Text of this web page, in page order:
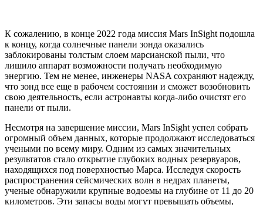
К сожалению, в конце 2022 года миссия Mars InSight подошла
к концу, когда солнечные панели зонда оказались
заблокированы толстым слоем марсианской пыли, что
лишило аппарат возможности получать необходимую
энергию. Тем не менее, инженеры NASA сохраняют надежду,
что зонд все еще в рабочем состоянии и сможет возобновить
свою деятельность, если астронавты когда-либо очистят его
панели от пыли.
Несмотря на завершение миссии, Mars InSight успел собрать
огромный объем данных, которые продолжают исследоваться
учеными по всему миру. Одним из самых значительных
результатов стало открытие глубоких водных резервуаров,
находящихся под поверхностью Марса. Исследуя скорость
распространения сейсмических волн в недрах планеты,
ученые обнаружили крупные водоемы на глубине от 11 до 20
километров. Эти запасы воды могут превышать объемы,